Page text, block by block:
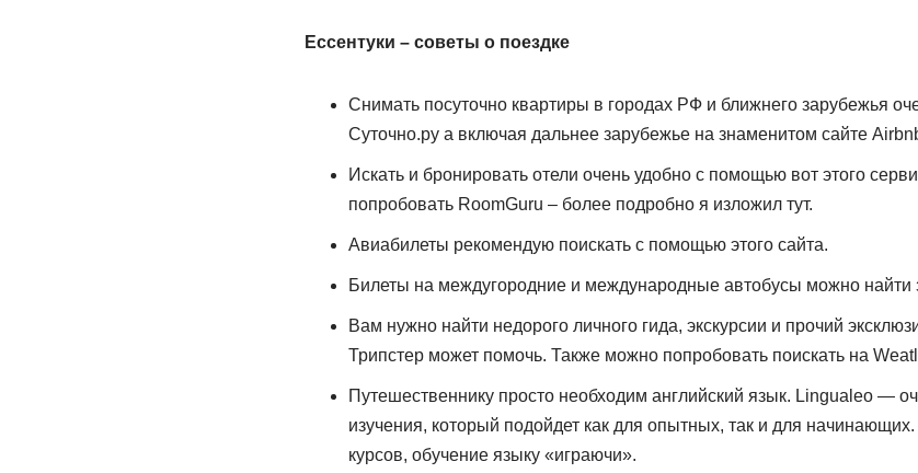
Ессентуки – советы о поездке
Снимать посуточно квартиры в городах РФ и ближнего зарубежья
Суточно.ру а включая дальнее зарубежье на знаменитом сайте
Искать и бронировать отели очень удобно с помощью вот этого
попробовать RoomGuru – более подробно я изложил тут.
Авиабилеты рекомендую поискать с помощью этого сайта.
Билеты на междугородние и международные автобусы можно найти
Вам нужно найти недорого личного гида, экскурсии и прочий
Трипстер может помочь. Также можно попробовать поискать на
Путешественнику просто необходим английский язык. Lingualeo —
изучения, который подойдет как для опытных, так и для
курсов, обучение языку «играючи».